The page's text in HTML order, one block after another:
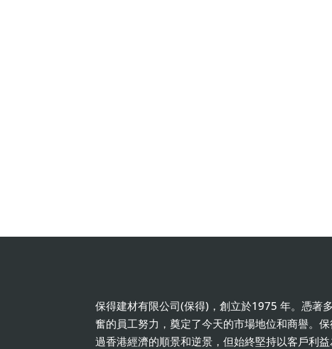
保得建材有限公司(保得)，創立於1975 年。憑著
奮的員工努力，奠定了今天的市場地位和商譽。
過香港經濟的順景和逆景，但始終堅持以客戶利